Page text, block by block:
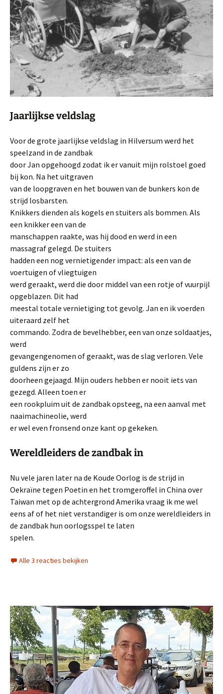
Jaarlijkse veldslag
Voor de grote jaarlijkse veldslag in Hilversum werd het
speelzand in de zandbak
door Jan opgehoogd zodat ik er vanuit mijn rolstoel goed
bij kon. Na het uitgraven
van de loopgraven en het bouwen van de bunkers kon de
strijd losbarsten.
Knikkers dienden als kogels en stuiters als bommen. Als
een knikker een van de
manschappen raakte, was hij dood en werd in een
massagraf gelegd. De stuiters
hadden een nog vernietigender impact: als een van de
voertuigen of vliegtuigen
werd geraakt, werd die door middel van een rotje of vuurpijl
opgeblazen. Dit had
meestal totale vernietiging tot gevolg. Jan en ik voerden
uiteraard zelf het
commando. Zodra de bevelhebber, een van onze soldaatjes,
werd
gevangengenomen of geraakt, was de slag verloren. Vele
guldens zijn er zo
doorheen gejaagd. Mijn ouders hebben er nooit iets van
gezegd. Alleen toen er
een rookpluim uit de zandbak opsteeg, na een aanval met
naaimachineolie, werd
er wel even fronsend onze kant op gekeken.
Wereldleiders de zandbak in
Nu vele jaren later na de Koude Oorlog is de strijd in
Oekraïne tegen Poetin en het tromgeroffel in China over
Taiwan met op de achtergrond Amerika vraag ik me wel
eens af of het niet verstandiger is om onze wereldleiders in
de zandbak hun oorlogsspel te laten
spelen.
Alle 3 reacties bekijken